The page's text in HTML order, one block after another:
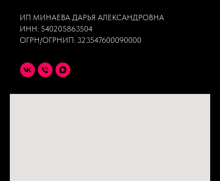
ИП МИНАЕВА ДАРЬЯ АЛЕКСАНДРОВНА
ИНН: 540205863504
ОГРН/ОГРНИП: 323547600090000